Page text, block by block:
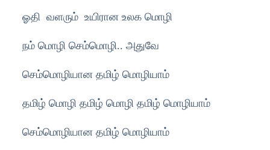
ஓதி வளரும் உயிரான உலக மொழி
நம் மொழி செம்மொழி.. அதுவே
செம்மொழியான தமிழ் மொழியாம்
தமிழ் மொழி தமிழ் மொழி தமிழ் மொழியாம்
செம்மொழியான தமிழ் மொழியாம்